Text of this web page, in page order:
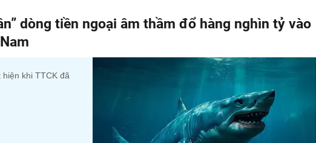
dòng tiền ngoại âm thầm đổ hàng nghìn tỷ vào
khi TTCK đã